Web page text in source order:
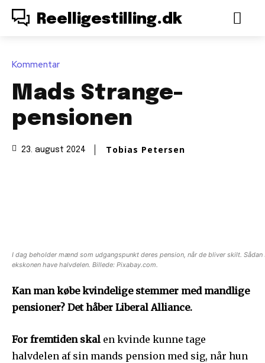
Reelligestilling.dk
Kommentar
Mads Strange-
pensionen
23. august 2024 Tobias Petersen
I dag beholder mænd som udgangspunkt deres pension, når de bliver skilt.
ekskonen have halvdelen. Billede: Pixabay.com.
Kan man købe kvindelige stemmer med mandlige
pensioner? Det håber Liberal Alliance.
For fremtiden skal en kvinde kunne tage
halvdelen af sin mands pension med sig, når hun